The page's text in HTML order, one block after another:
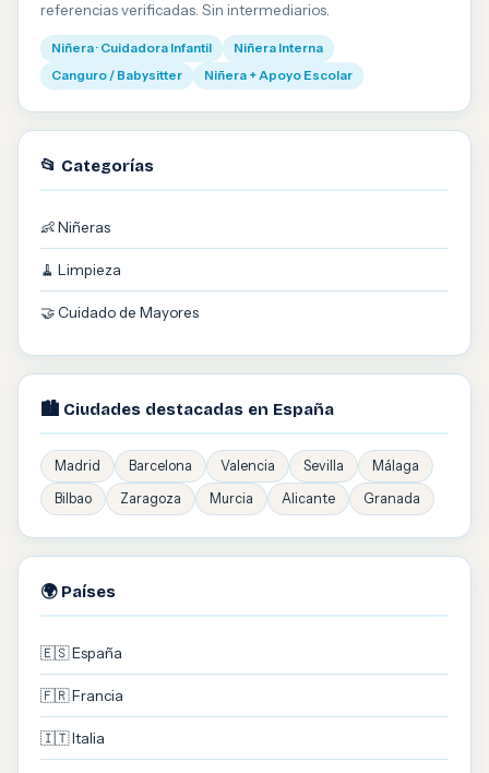
referencias verificadas. Sin intermediarios.
Niñera · Cuidadora Infantil
Niñera Interna
Canguro / Babysitter
Niñera + Apoyo Escolar
📂 Categorías
👶 Niñeras
🧹 Limpieza
🤝 Cuidado de Mayores
🏙️ Ciudades destacadas en España
Madrid Barcelona Valencia Sevilla
Málaga
Bilbao
Zaragoza Murcia Alicante Granada
🌍 Países
🇪🇸 España
🇫🇷 Francia
🇮🇹 Italia